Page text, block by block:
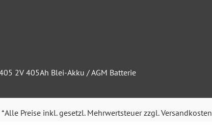
2V 405Ah Blei-Akku / AGM Batterie
*Alle Preise inkl. gesetzl. Mehrwertsteuer zzgl.Versandkosten